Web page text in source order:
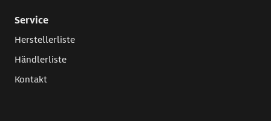
Service
Herstellerliste
Händlerliste
Kontakt